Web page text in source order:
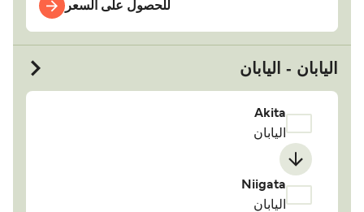
للحصول على السعر
اليابان - اليابان
Akita
اليابان
Niigata
اليابان